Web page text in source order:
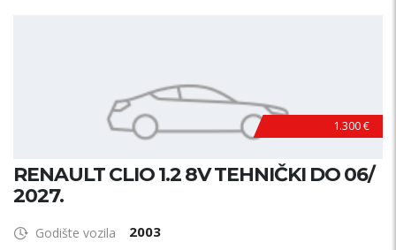
1.300 €
RENAULT CLIO 1.2 8V TEHNIČKI DO 06/
2027.
Godište vozila 2003